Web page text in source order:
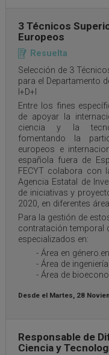
3 Técnicos
Europeos
Resuelta
Selección de 3
para el Departamento
I+D+I
Entre los fines
de apoyar la
ciencia y la
fomentando la
europeos e
española fuera de
FECYT colabora con
Agencia Estatal de
de iniciativas y
2020, en diferentes
Para la gestión de
contratación temporal
especializados en:
- Área en
- Área de
- Área de
Desde el Martes, 28
Responsable de
Ciencia y